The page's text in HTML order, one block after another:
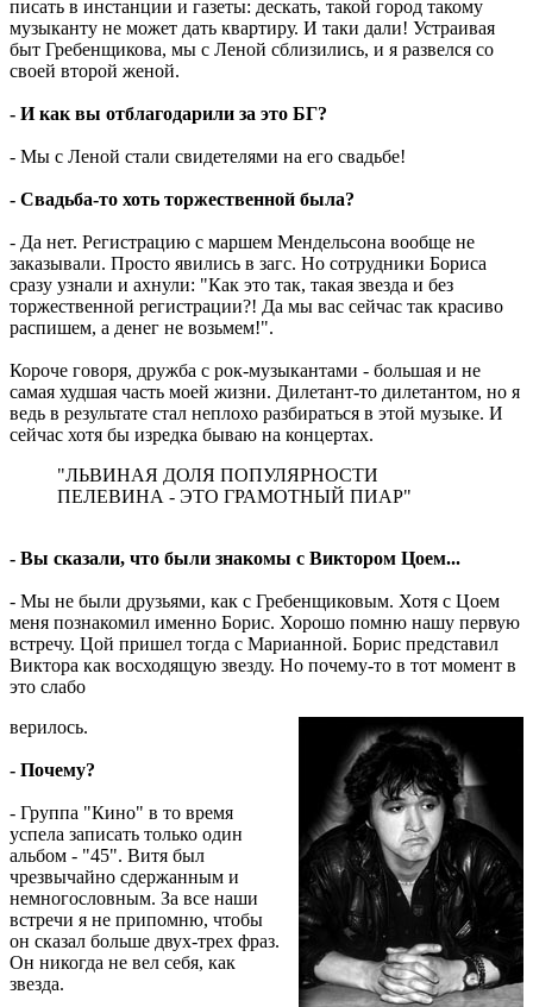
писать в инстанции и газеты: дескать, такой город такому
музыканту не может дать квартиру. И таки дали! Устраивая
быт Гребенщикова, мы с Леной сблизились, и я развелся со
своей второй женой.
- И как вы отблагодарили за это БГ?
- Мы с Леной стали свидетелями на его свадьбе!
- Свадьба-то хоть торжественной была?
- Да нет. Регистрацию с маршем Мендельсона вообще не
заказывали. Просто явились в загс. Но сотрудники Бориса
сразу узнали и ахнули: "Как это так, такая звезда и без
торжественной регистрации?! Да мы вас сейчас так красиво
распишем, а денег не возьмем!".
Короче говоря, дружба с рок-музыкантами - большая и не
самая худшая часть моей жизни. Дилетант-то дилетантом, но я
ведь в результате стал неплохо разбираться в этой музыке. И
сейчас хотя бы изредка бываю на концертах.
"ЛЬВИНАЯ ДОЛЯ ПОПУЛЯРНОСТИ
ПЕЛЕВИНА - ЭТО ГРАМОТНЫЙ ПИАР"
- Вы сказали, что были знакомы с Виктором Цоем...
- Мы не были друзьями, как с Гребенщиковым. Хотя с Цоем
меня познакомил именно Борис. Хорошо помню нашу первую
встречу. Цой пришел тогда с Марианной. Борис представил
Виктора как восходящую звезду. Но почему-то в тот момент в
это слабо
верилось.
- Почему?
- Группа "Кино" в то время
успела записать только один
альбом - "45". Витя был
чрезвычайно сдержанным и
немногословным. За все наши
встречи я не припомню, чтобы
он сказал больше двух-трех фраз.
Он никогда не вел себя, как
звезда.